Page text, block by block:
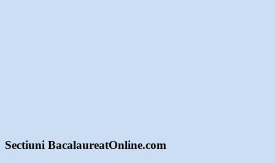
Sectiuni BacalaureatOnline.com